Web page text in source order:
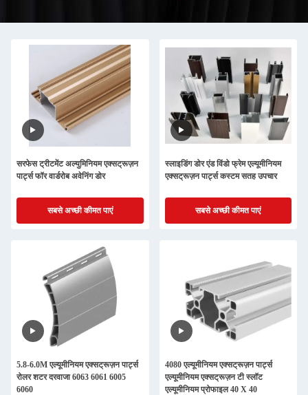
उत्पादों.
सरफेस ट्रीटमेंट अल्युमिनियम एक्सट्रूज़न
पार्ट्स फॉर वार्डरोब अवेनिंग डोर
सबसे अच्छी कीमत पाएं
स्लाइडिंग डोर एंड विंडो फ्रेम एल्यूमीनियम
एक्सट्रूज़न पार्ट्स कस्टम सतह उपचार
सबसे अच्छी कीमत पाएं
5.8-6.0M एल्यूमीनियम एक्सट्रूज़न पार्ट्स
रोलर शटर दरवाजा 6063 6061 6005
6060
4080 एल्यूमीनियम एक्सट्रूज़न पार्ट्स
एल्यूमीनियम एक्सट्रूज़न टी स्लॉट
एल्यूमीनियम प्रोफाइल 40 X 40